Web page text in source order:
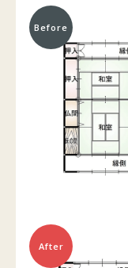
Before
After